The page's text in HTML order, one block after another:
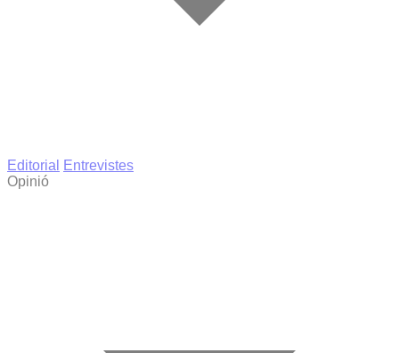
Editorial
Entrevistes
Opinió